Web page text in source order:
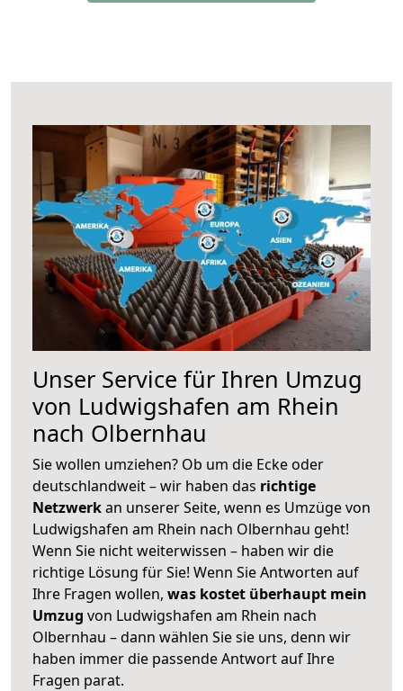
Unser Service für Ihren Umzug
von Ludwigshafen am Rhein
nach Olbernhau
Sie wollen umziehen? Ob um die Ecke oder
deutschlandweit – wir haben das richtige
Netzwerkan unserer Seite, wenn es Umzüge von
Ludwigshafen am Rhein nach Olbernhau geht!
Wenn Sie nicht weiterwissen – haben wir die
richtige Lösung für Sie! Wenn Sie Antworten auf
Ihre Fragen wollen, was kostet überhaupt mein
Umzug von Ludwigshafen am Rhein nach
Olbernhau – dann wählen Sie sie uns, denn wir
haben immer die passende Antwort auf Ihre
Fragen parat.